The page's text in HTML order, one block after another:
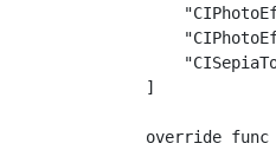
    ]
override func